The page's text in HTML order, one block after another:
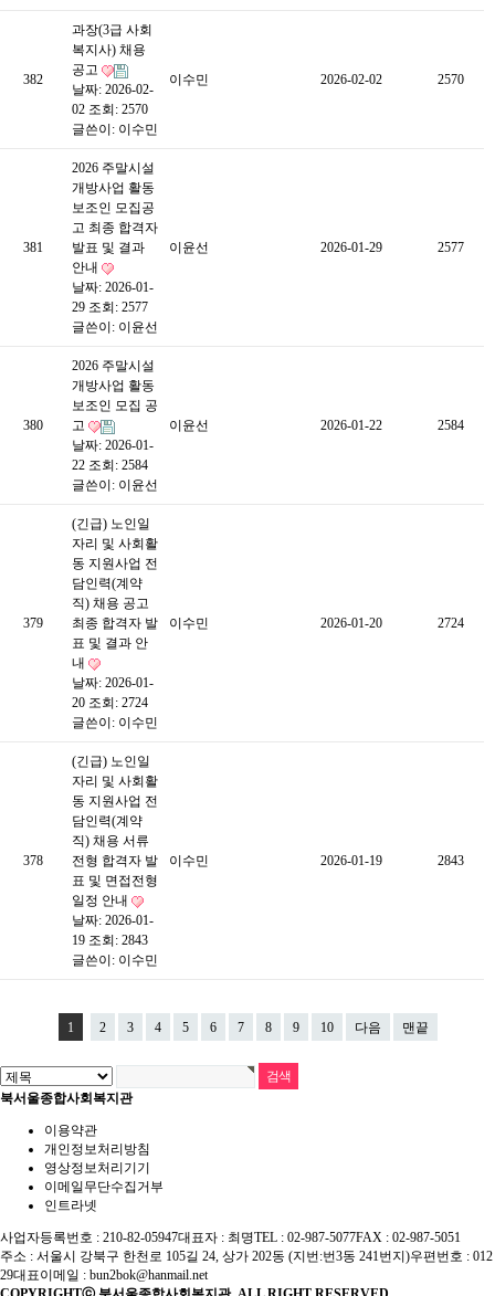
382
과장(3급 사회
복지사) 채용
공고
날짜: 2026-02-
02 조회: 2570
글쓴이: 이수민
이수민 2026-02-02 2570
381
2026 주말시설
개방사업 활동
보조인 모집공
고 최종 합격자
발표 및 결과
안내
날짜: 2026-01-
29 조회: 2577
글쓴이: 이윤선
이윤선 2026-01-29 2577
380
2026 주말시설
개방사업 활동
보조인 모집 공
고
날짜: 2026-01-
22 조회: 2584
글쓴이: 이윤선
이윤선 2026-01-22 2584
379
(긴급) 노인일
자리 및 사회활
동 지원사업 전
담인력(계약
직) 채용 공고
최종 합격자 발
표 및 결과 안
내
날짜: 2026-01-
20 조회: 2724
글쓴이: 이수민
이수민 2026-01-20 2724
378
(긴급) 노인일
자리 및 사회활
동 지원사업 전
담인력(계약
직) 채용 서류
전형 합격자 발
표 및 면접전형
일정 안내
날짜: 2026-01-
19 조회: 2843
글쓴이: 이수민
이수민 2026-01-19 2843
1 2 3 4 5 6 7 8 9 10 다음 맨끝
북서울종합사회복지관
이용약관
개인정보처리방침
영상정보처리기기
이메일무단수집거부
인트라넷
사업자등록번호 : 210-82-05947대표자 : 최명TEL : 02-987-5077FAX : 02-987-5051
주소 : 서울시 강북구 한천로 105길 24, 상가 202동 (지번:번3동 241번지)우편번호 : 012
29대표이메일 : bun2bok@hanmail.net